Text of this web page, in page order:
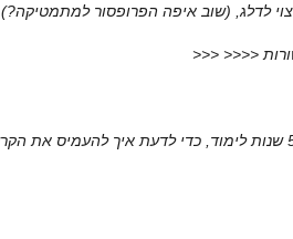
לדלג, (שוב איפה הפרופסור למתמטיקה?)